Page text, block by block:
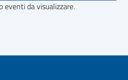
eventi da visualizzare.